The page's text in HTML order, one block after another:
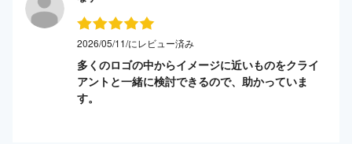
2026/05/11/にレビュー済み
多くのロゴの中からイメージに近いものをクライ
アントと一緒に検討できるので、助かっていま
す。